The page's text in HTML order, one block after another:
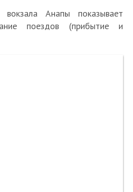
Анапы показывает
поездов (прибытие и